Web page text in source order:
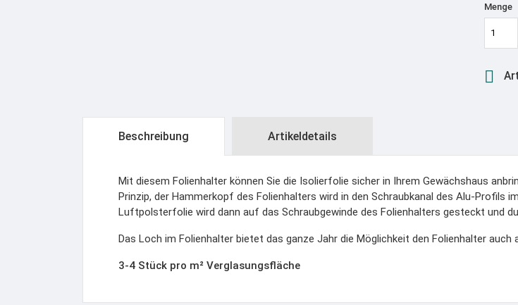
Menge

Beschreibung Artikeldetails
Mit diesem Folienhalter können Sie die Isolierfolie sicher in Ihrem Gewächshaus
Prinzip, der Hammerkopf des Folienhalters wird in den Schraubkanal des Alu-Profils
Luftpolsterfolie wird dann auf das Schraubgewinde des Folienhalters gesteckt und
Das Loch im Folienhalter bietet das ganze Jahr die Möglichkeit den Folienhalter auch
3-4 Stück pro m² Verglasungsfläche